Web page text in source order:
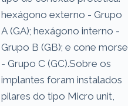
hexágono externo - Grupo
A (GA); hexágono interno -
Grupo B (GB); e cone morse
- Grupo C (GC).Sobre os
implantes foram instalados
pilares do tipo Micro unit,